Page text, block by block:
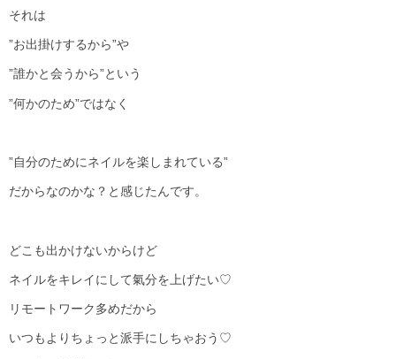
それは
”お出掛けするから”や
”誰かと会うから”という
”何かのため”ではなく
”自分のためにネイルを楽しまれている”
だからなのかな？と感じたんです。
どこも出かけないからけど
ネイルをキレイにして氣分を上げたい♡
リモートワーク多めだから
いつもよりちょっと派手にしちゃおう♡